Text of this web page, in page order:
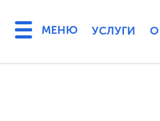
УСЛУГИ